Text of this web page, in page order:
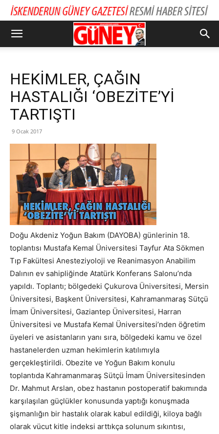
HEKİMLER, ÇAĞIN
HASTALIĞI ‘OBEZİTE’Yİ
TARTIŞTI
9 Ocak 2017
Doğu Akdeniz Yoğun Bakım (DAYOBA) günlerinin 18.
toplantısı Mustafa Kemal Üniversitesi Tayfur Ata Sökmen
Tıp Fakültesi Anesteziyoloji ve Reanimasyon Anabilim
Dalının ev sahipliğinde Atatürk Konferans Salonu’nda
yapıldı. Toplantı; bölgedeki Çukurova Üniversitesi, Mersin
Üniversitesi, Başkent Üniversitesi, Kahramanmaraş Sütçü
İmam Üniversitesi, Gaziantep Üniversitesi, Harran
Üniversitesi ve Mustafa Kemal Üniversitesi’nden öğretim
üyeleri ve asistanların yanı sıra, bölgedeki kamu ve özel
hastanelerden uzman hekimlerin katılımıyla
gerçekleştirildi. Obezite ve Yoğun Bakım konulu
toplantıda Kahramanmaraş Sütçü İmam Üniversitesinden
Dr. Mahmut Arslan, obez hastanın postoperatif bakımında
karşılaşılan güçlükler konusunda yaptığı konuşmada
şişmanlığın bir hastalık olarak kabul edildiği, kiloya bağlı
olarak vücut kitle indeksi arttıkça solunum sıkıntısı,